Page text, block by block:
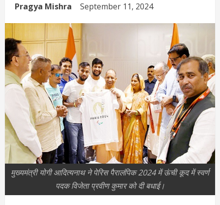
Pragya Mishra September 11, 2024
मुख्यमंत्री योगी आदित्यनाथ ने पेरिस पैरालंपिक 2024 में ऊंची कूद में स्वर्ण
पदक विजेता प्रवीण कुमार को दी बधाई।